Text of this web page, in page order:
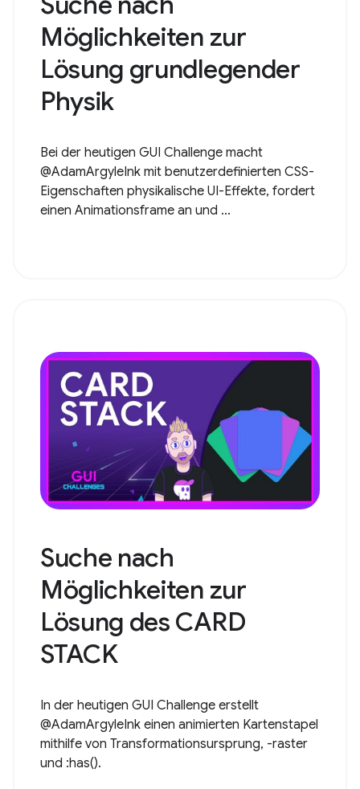
Möglichkeiten zur
Lösung grundlegender
Physik
Bei der heutigen GUI Challenge macht
@AdamArgyleInk mit benutzerdefinierten CSS-
Eigenschaften physikalische UI-Effekte, fordert
einen Animationsframe an und ...
Suche nach
Möglichkeiten zur
Lösung des CARD
STACK
In der heutigen GUI Challenge erstellt
@AdamArgyleInk einen animierten Kartenstapel
mithilfe von Transformationsursprung, -raster
und :has().